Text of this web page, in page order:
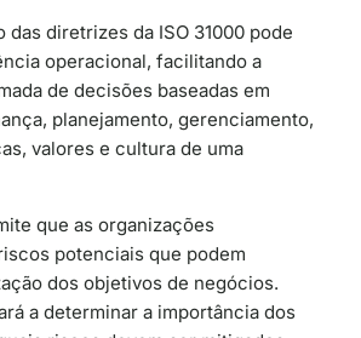
das diretrizes da ISO 31000 pode
operacional, facilitando a
de decisões baseadas em
planejamento, gerenciamento,
valores e cultura de uma
que as organizações
potenciais que podem
dos objetivos de negócios.
a determinar a importância dos